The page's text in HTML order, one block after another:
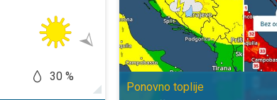
30 % 60 %
Ponovno toplije